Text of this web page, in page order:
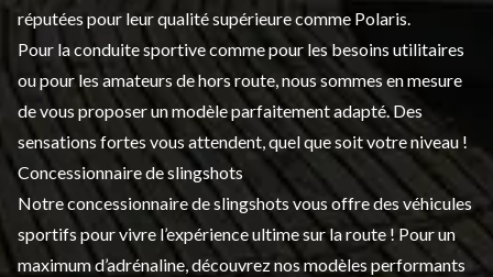
réputées pour leur qualité supérieure comme Polaris.
Pour la conduite sportive comme pour les besoins utilitaires
ou pour les amateurs de hors route, nous sommes en mesure
de vous proposer un modèle parfaitement adapté. Des
sensations fortes vous attendent, quel que soit votre niveau !
Concessionnaire de slingshots
Notre concessionnaire de slingshots vous offre des véhicules
sportifs pour vivre l’expérience ultime sur la route ! Pour un
maximum d’adrénaline, découvrez nos modèles performants